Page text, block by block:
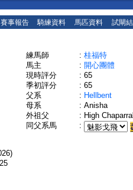
賽事報告 騎練資料 馬匹資料 試閘
練馬師 : 桂福特
馬主
: 開心團體
現時評分
: 65
季初評分
: 65
父系
: Hellbent
母系
: Anisha
外祖父
: High Chaparral
同父系馬
: